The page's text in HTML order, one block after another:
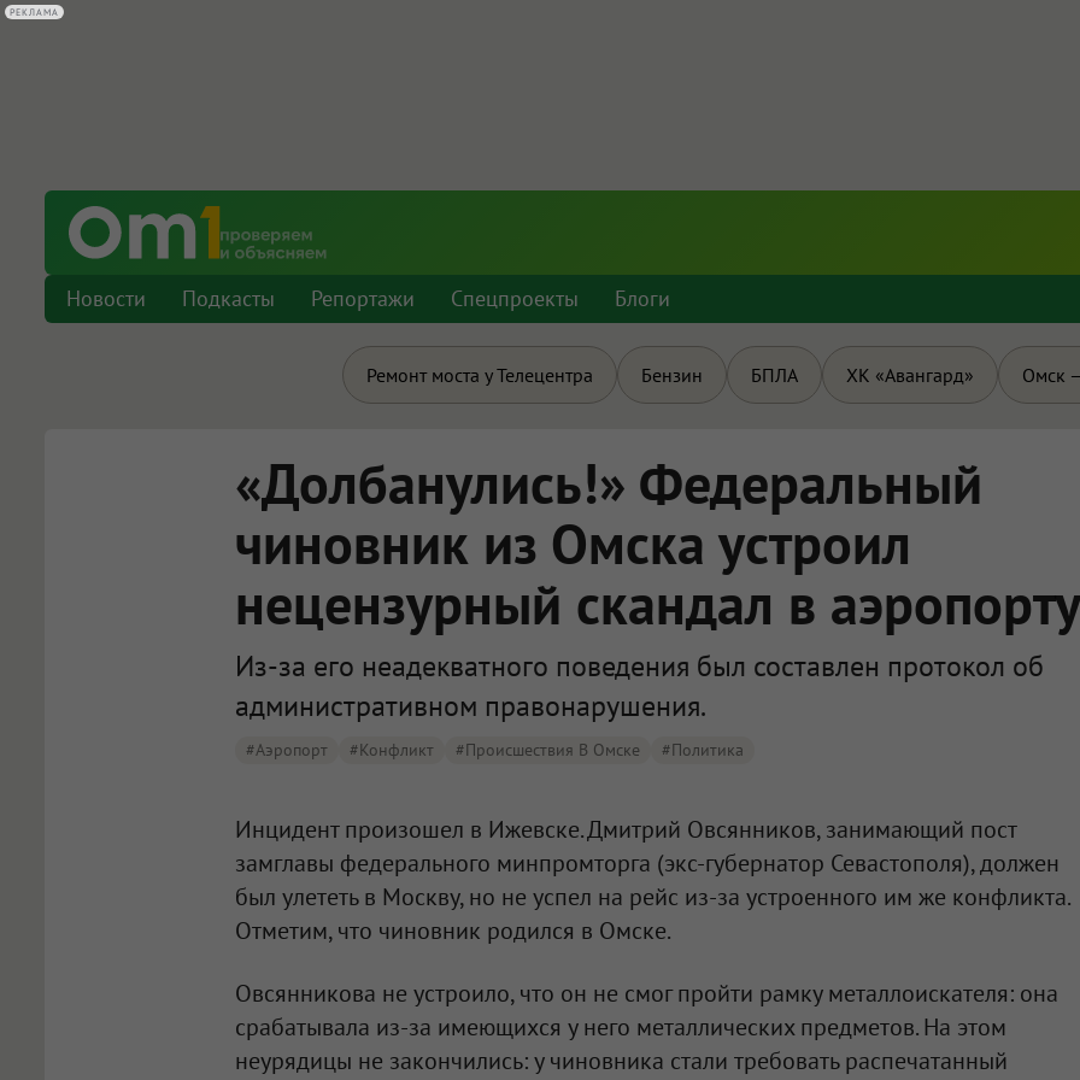
Новости Подкасты Репортажи Спецпроекты Блоги
Ремонт моста у Телецентра Бензин БПЛА ХК «Авангард» Омск
«Долбанулись!» Федеральный
чиновник из Омска устроил
нецензурный скандал в аэропорту
Из-за его неадекватного поведения был составлен протокол об
административном правонарушения.
#аэропорт #конфликт #Происшествия В Омске #Политика
Инцидент произошел в Ижевске. Дмитрий Овсянников, занимающий пост
замглавы федерального минпромторга (экс-губернатор Севастополя), должен
был улететь в Москву, но не успел на рейс из-за устроенного им же конфликта.
Отметим, что чиновник родился в Омске.
Овсянникова не устроило, что он не смог пройти рамку металлоискателя: она
срабатывала из-за имеющихся у него металлических предметов. На этом
неурядицы не закончились: у чиновника стали требовать распечатанный
РЕКЛАМА